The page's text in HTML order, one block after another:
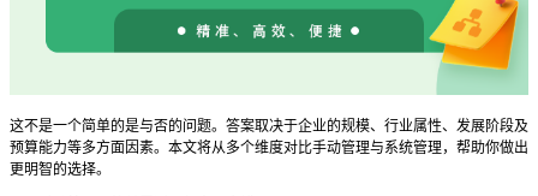
这不是一个简单的是与否的问题。答案取决于企业的规模、行业属性、发展阶段及
预算能力等多方面因素。本文将从多个维度对比手动管理与系统管理，帮助你做出
更明智的选择。